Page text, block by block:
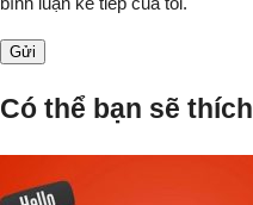
Có thể bạn sẽ thích